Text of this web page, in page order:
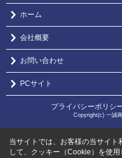
ホーム
会社概要
お問い合わせ
PCサイト
プライバシーポリシ
Copyright(c) 一誠
当サイトでは、お客様の当サイト
して、クッキー（Cookie）を使用